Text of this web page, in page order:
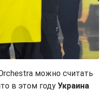
можно считать
в этом году Украина